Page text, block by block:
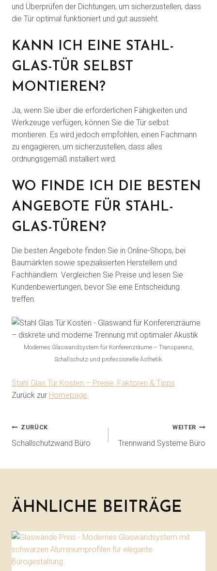
und Überprüfen der Dichtungen, um sicherzustellen, dass
die Tür optimal funktioniert und gut aussieht.
KANN ICH EINE STAHL-
GLAS-TÜR SELBST
MONTIEREN?
Ja, wenn Sie über die erforderlichen Fähigkeiten und
Werkzeuge verfügen, können Sie die Tür selbst
montieren. Es wird jedoch empfohlen, einen Fachmann
zu engagieren, um sicherzustellen, dass alles
ordnungsgemäß installiert wird.
WO FINDE ICH DIE BESTEN
ANGEBOTE FÜR STAHL-
GLAS-TÜREN?
Die besten Angebote finden Sie in Online-Shops, bei
Baumärkten sowie spezialisierten Herstellern und
Fachhändlern. Vergleichen Sie Preise und lesen Sie
Kundenbewertungen, bevor Sie eine Entscheidung
treffen.
Modernes Glaswandsystem für Konferenzräume – Transparenz,
Schallschutz und professionelle Ästhetik.
Stahl Glas Tür Kosten – Preise, Faktoren & Tipps
Zurück zur Homepage.
ZURÜCK
Schallschutzwand Büro
WEITER
Trennwand Systeme Büro
ÄHNLICHE BEITRÄGE